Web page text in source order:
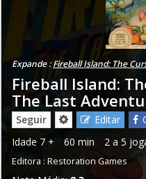
Expande :Fireball Island: The
Fireball Island:
The Last
Seguir Editar
Idade 7 + 60 min 2 a 5
Editora : Restoration Games